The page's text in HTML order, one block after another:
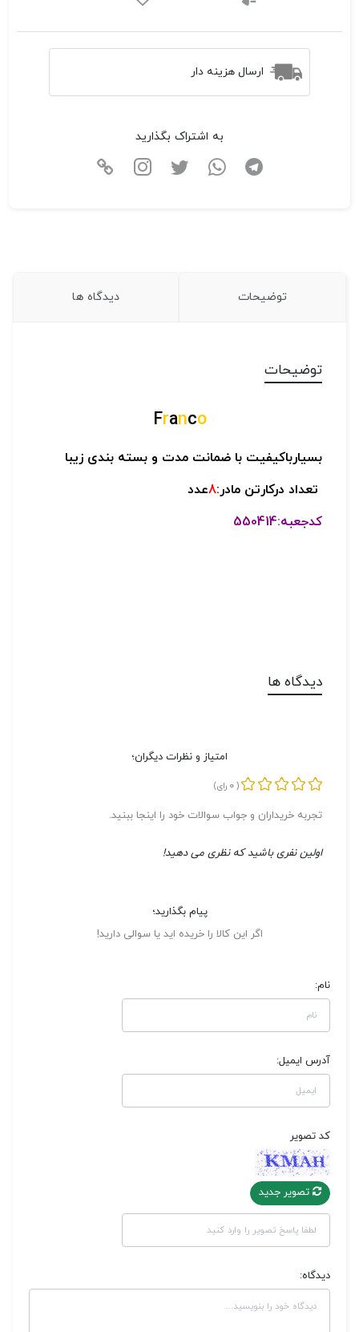
ارسال هزینه دار
به اشتراک بگذارید
توضیحات دیدگاه ها
توضیحات
Franco
بسیارباکیفیت با ضمانت مدت و بسته بندی زیبا
تعداد درکارتن مادر:8عدد
کدجعبه:550414
دیدگاه ها
امتیاز و نظرات دیگران؛
(
0 رای)
تجربه خریداران و جواب سوالات خود را اینجا ببنید.
اولین نفری باشید که نظری می دهید!
پیام بگذارید؛
اگر این کالا را خریده اید یا سوالی دارید!
نام:
آدرس ایمیل:
کد تصویر
تصویر جدید
دیدگاه: